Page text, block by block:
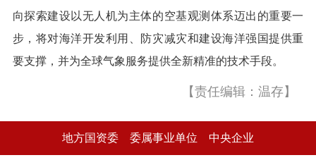
向探索建设以无人机为主体的空基观测体系迈出的重要一
步，将对海洋开发利用、防灾减灾和建设海洋强国提供重
要支撑，并为全球气象服务提供全新精准的技术手段。
【责任编辑：温存】
地方国资委 委属事业单位 中央企业